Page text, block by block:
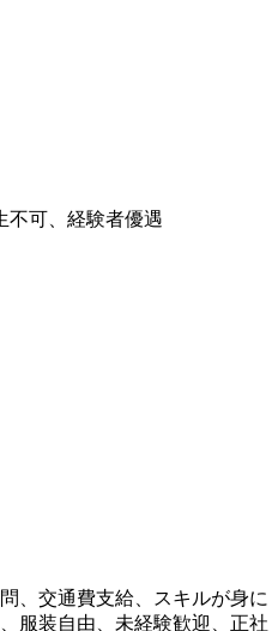
不可、経験者優遇
、交通費支給、スキルが身に
服装自由、未経験歓迎、正社